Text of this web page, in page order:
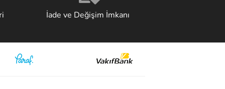
İade ve Değişim İmkanı